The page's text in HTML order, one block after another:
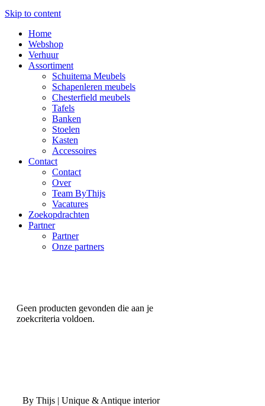
Skip to content
Home
Webshop
Verhuur
Assortiment
Schuitema Meubels
Schapenleren meubels
Chesterfield meubels
Tafels
Banken
Stoelen
Kasten
Accessoires
Contact
Contact
Over
Team ByThijs
Vacatures
Zoekopdrachten
Partner
Partner
Onze partners
Geen producten gevonden die aan je
zoekcriteria voldoen.
By Thijs | Unique & Antique interior